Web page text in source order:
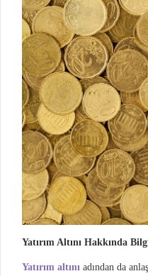
Yatırım Altını Hakkında
Yatırım altını adından da